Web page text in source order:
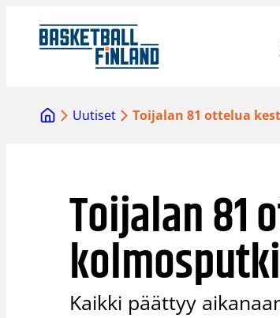
sisältöön
Uutiset Toijalan 81 ottelua
Toijalan 81
Kaikki päättyy